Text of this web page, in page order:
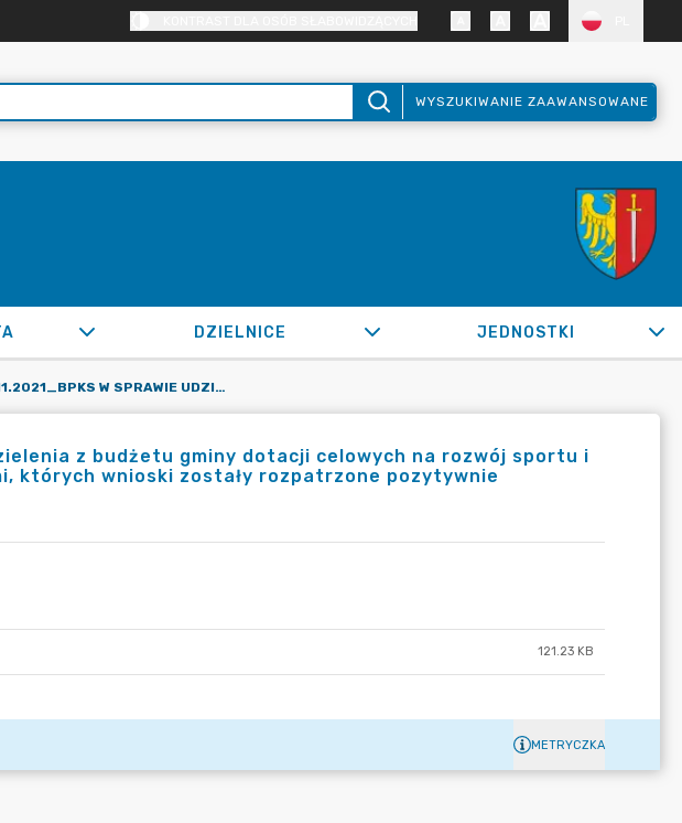
WYSZUKIWANIE ZAAWANSOWANE
DZIELNICE JEDNOSTKI
OR.0050.11.2021_BPKS W SPRAWIE UDZIELENIA Z BUDŻETU GMINY DOTACJI CELOWYCH NA ROZWÓJ SPORTU I ZAWARCIA UMÓW Z KLUBAMI SPORTOWYMI, KTÓRYCH WNIOSKI ZOSTAŁY ROZPATRZONE POZYTYWNIE
z budżetu gminy dotacji celowych na rozwój sportu i
których wnioski zostały rozpatrzone pozytywnie
121.23 KB
METRYCZKA